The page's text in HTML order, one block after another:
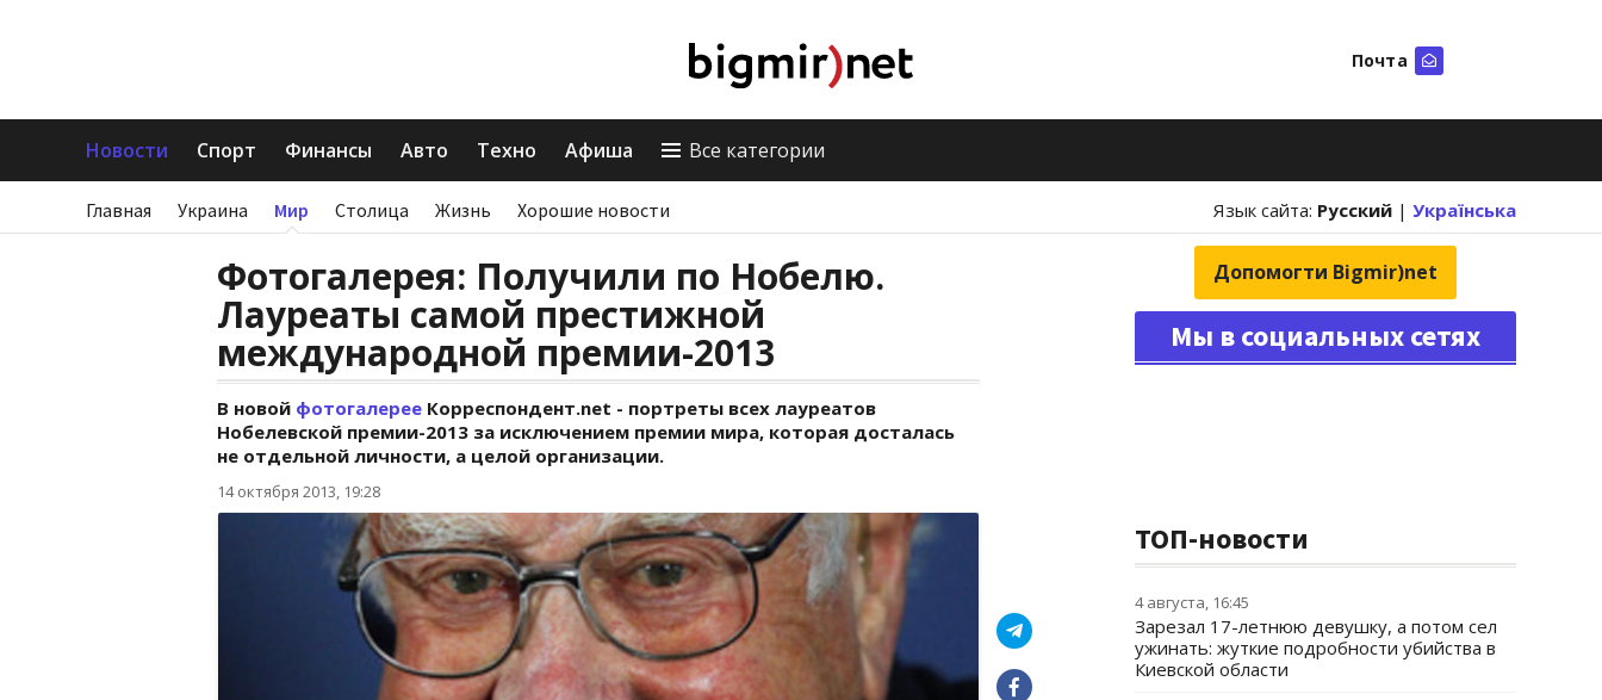
Почта
Новости Спорт Финансы Авто Техно Афиша Все категории
Главная Украина Мир Столица Жизнь Хорошие новости Язык сайта: Русский | Українська
Фотогалерея: Получили по Нобелю.
Лауреаты самой престижной
международной премии-2013
В новой фотогалерее Корреспондент.net - портреты всех лауреатов
Нобелевской премии-2013 за исключением премии мира, которая досталась
не отдельной личности, а целой организации.
14 октября 2013, 19:28
Допомогти Bigmir)net
Мы в социальных сетях
ТОП-новости
4 августа, 16:45
Зарезал 17-летнюю девушку, а потом сел
ужинать: жуткие подробности убийства в
Киевской области